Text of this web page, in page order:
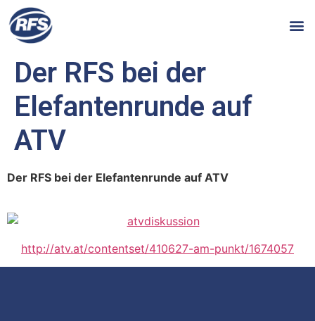
Der RFS bei der
Elefantenrunde auf
ATV
Der RFS bei der Elefantenrunde auf ATV
http://atv.at/contentset/410627-am-punkt/1674057